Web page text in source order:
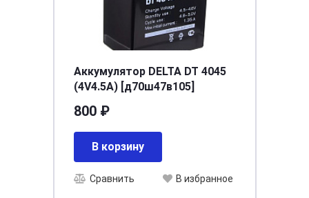
Аккумулятор DELTA DT 4045
(4V4.5A) [д70ш47в105]
800 ₽
В корзину
Сравнить В избранное